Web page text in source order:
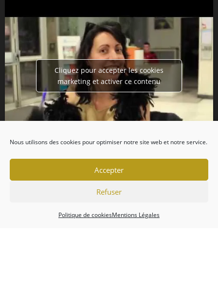
Nous utilisons des cookies pour optimiser notre site web et notre service.
Accepter
Refuser
Politique de cookiesMentions Légales
Cliquez pour accepter les cookies
marketing et activer ce contenu